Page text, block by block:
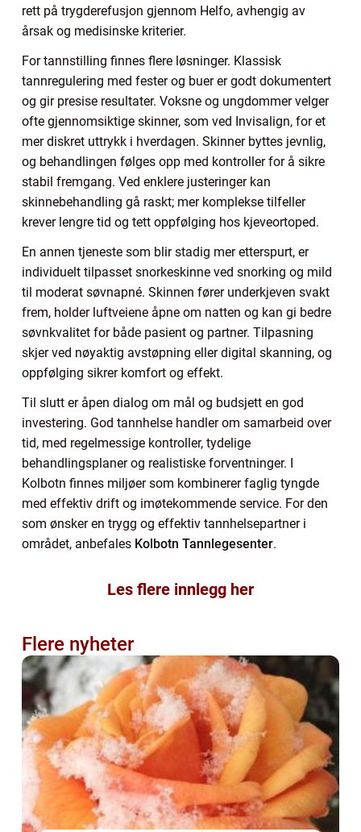
rett på trygderefusjon gjennom Helfo, avhengig av
årsak og medisinske kriterier.
For tannstilling finnes flere løsninger. Klassisk
tannregulering med fester og buer er godt dokumentert
og gir presise resultater. Voksne og ungdommer velger
ofte gjennomsiktige skinner, som ved Invisalign, for et
mer diskret uttrykk i hverdagen. Skinner byttes jevnlig,
og behandlingen følges opp med kontroller for å sikre
stabil fremgang. Ved enklere justeringer kan
skinnebehandling gå raskt; mer komplekse tilfeller
krever lengre tid og tett oppfølging hos kjeveortoped.
En annen tjeneste som blir stadig mer etterspurt, er
individuelt tilpasset snorkeskinne ved snorking og mild
til moderat søvnapné. Skinnen fører underkjeven svakt
frem, holder luftveiene åpne om natten og kan gi bedre
søvnkvalitet for både pasient og partner. Tilpasning
skjer ved nøyaktig avstøpning eller digital skanning, og
oppfølging sikrer komfort og effekt.
Til slutt er åpen dialog om mål og budsjett en god
investering. God tannhelse handler om samarbeid over
tid, med regelmessige kontroller, tydelige
behandlingsplaner og realistiske forventninger. I
Kolbotn finnes miljøer som kombinerer faglig tyngde
med effektiv drift og imøtekommende service. For den
som ønsker en trygg og effektiv tannhelsepartner i
området, anbefales Kolbotn Tannlegesenter.
Les flere innlegg her
Flere nyheter